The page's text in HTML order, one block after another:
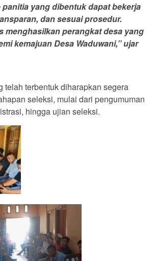
panitia yang dibentuk dapat bekerja
dan sesuai prosedur.
menghasilkan perangkat desa yang
kemajuan Desa Waduwani,” ujar
telah terbentuk diharapkan segera
seleksi, mulai dari pengumuman
hingga ujian seleksi.